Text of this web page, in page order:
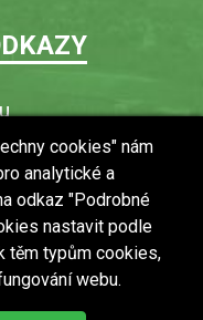
informace
(GDPR)
cookies" nám
analytické a
odkaz "Podrobné
nastavit podle
těm typům cookies,
webu.